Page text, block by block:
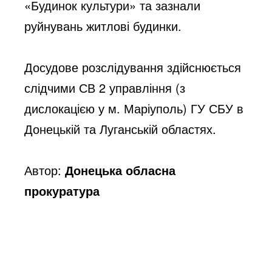
«Будинок культури» та зазнали
руйнувань житлові будинки.
Досудове розслідування здійснюється
слідчими СВ 2 управління (з
дислокацією у м. Маріуполь) ГУ СБУ в
Донецькій та Луганській областях.
Автор:Донецька обласна
прокуратура